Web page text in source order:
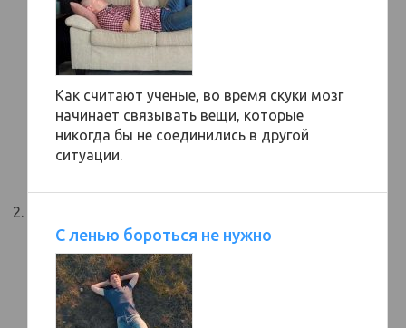
Как считают ученые, во время скуки мозг
начинает связывать вещи, которые
никогда бы не соединились в другой
ситуации.
С ленью бороться не нужно